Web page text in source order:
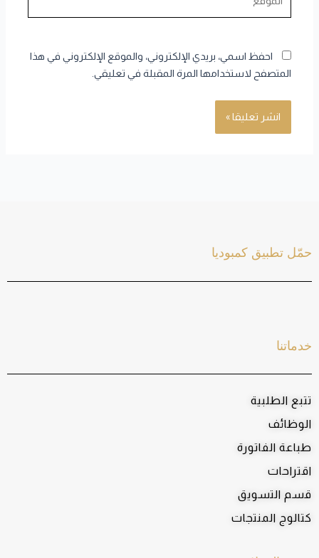
احفظ اسمي، بريدي الإلكتروني، والموقع الإلكتروني في هذا
المتصفح لاستخدامها المرة المقبلة في تعليقي.
خدماتنا
تتبع الطلبية
الوظائف
طباعة الفاتورة
اقتراحات
قسم التسويق
كتالوج المنتجات
حمّل تطبيق كمبوديا